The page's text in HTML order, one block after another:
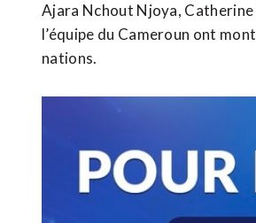
Ajara Nchout Njoya,
l’équipe du Cameroun ont
nations.